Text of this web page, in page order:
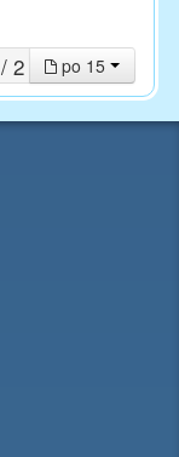
po 15
/ 2